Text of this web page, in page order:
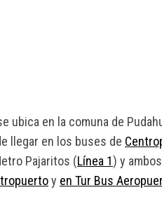
ubica en la comuna de
llegar en los buses de
Pajaritos (Línea 1) y
y en Tur Bus